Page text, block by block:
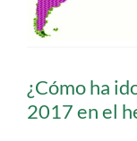
¿Cómo ha
2017 en el